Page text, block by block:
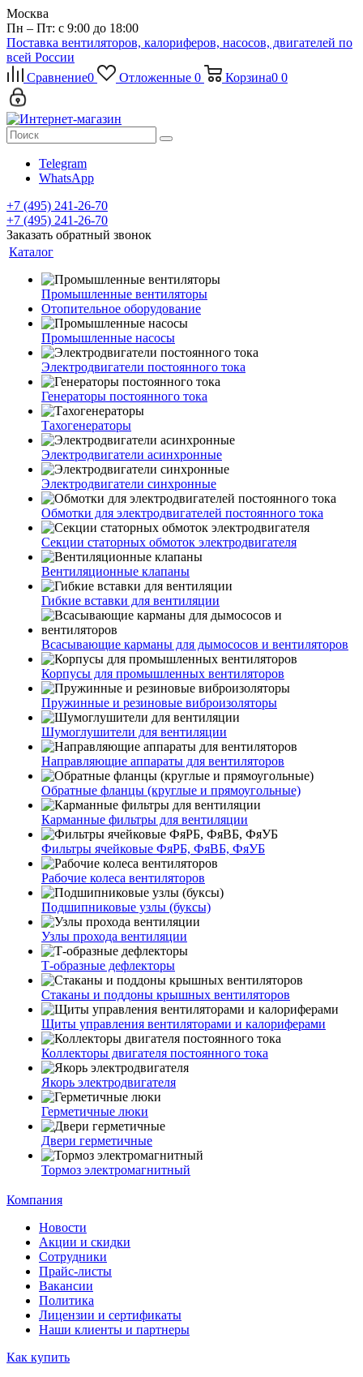
Москва
Пн – Пт: с 9:00 до 18:00
Поставка вентиляторов, калориферов, насосов, двигателей по
всей России
Сравнение0 Отложенные 0 Корзина0 0
Telegram
WhatsApp
+7 (495) 241-26-70
+7 (495) 241-26-70
Заказать обратный звонок
Каталог
Промышленные вентиляторы
Отопительное оборудование
Промышленные насосы
Электродвигатели постоянного тока
Генераторы постоянного тока
Тахогенераторы
Электродвигатели асинхронные
Электродвигатели синхронные
Обмотки для электродвигателей постоянного тока
Секции статорных обмоток электродвигателя
Вентиляционные клапаны
Гибкие вставки для вентиляции
Всасывающие карманы для дымососов и вентиляторов
Корпусы для промышленных вентиляторов
Пружинные и резиновые виброизоляторы
Шумоглушители для вентиляции
Направляющие аппараты для вентиляторов
Обратные фланцы (круглые и прямоугольные)
Карманные фильтры для вентиляции
Фильтры ячейковые ФяРБ, ФяВБ, ФяУБ
Рабочие колеса вентиляторов
Подшипниковые узлы (буксы)
Узлы прохода вентиляции
Т-образные дефлекторы
Стаканы и поддоны крышных вентиляторов
Щиты управления вентиляторами и калориферами
Коллекторы двигателя постоянного тока
Якорь электродвигателя
Герметичные люки
Двери герметичные
Тормоз электромагнитный
Компания
Новости
Акции и скидки
Сотрудники
Прайс-листы
Вакансии
Политика
Лицензии и сертификаты
Наши клиенты и партнеры
Как купить